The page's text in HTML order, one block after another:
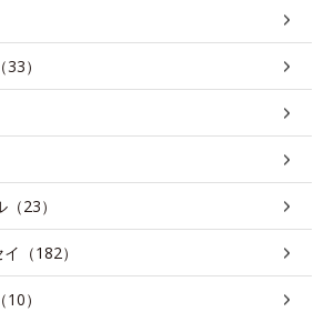
）
23）
（182）
）